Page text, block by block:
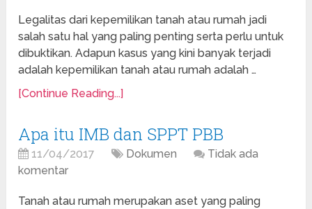
Legalitas dari kepemilikan tanah atau rumah jadi
salah satu hal yang paling penting serta perlu untuk
dibuktikan. Adapun kasus yang kini banyak terjadi
adalah kepemilikan tanah atau rumah adalah …
[Continue Reading...]
Apa itu IMB dan SPPT PBB
11/04/2017 Dokumen
Tidak ada
komentar
Tanah atau rumah merupakan aset yang paling